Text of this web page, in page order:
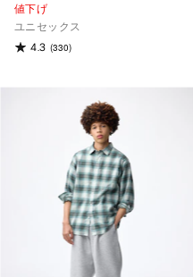
値下げ
ユニセックス
4.3 (330)